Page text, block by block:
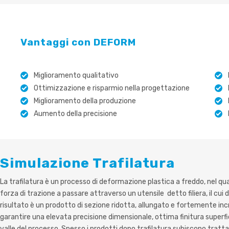
Vantaggi con DEFORM
Miglioramento qualitativo
Ottimizzazione e risparmio nella progettazione
Miglioramento della produzione
Aumento della precisione
Simulazione Trafilatura
La trafilatura è un processo di deformazione plastica a freddo, nel
forza di trazione a passare attraverso un utensile detto filiera, il cui
risultato è un prodotto di sezione ridotta, allungato e fortemente
garantire una elevata precisione dimensionale, ottima finitura